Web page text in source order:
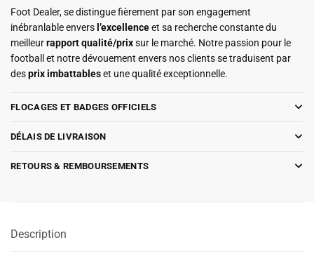
Foot Dealer, se distingue fièrement par son engagement
inébranlable enversl’excellenceet sa recherche constante du
meilleurrapport qualité/prixsur le marché. Notre passion pour le
football et notre dévouement envers nos clients se traduisent par
desprix imbattableset une qualité exceptionnelle.
FLOCAGES ET BADGES OFFICIELS
DÉLAIS DE LIVRAISON
RETOURS & REMBOURSEMENTS
Description